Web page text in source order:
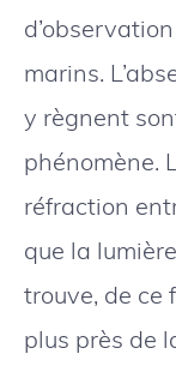
marins.
y règnent
phénomène.
réfraction
que la
trouve, de ce
plus près de